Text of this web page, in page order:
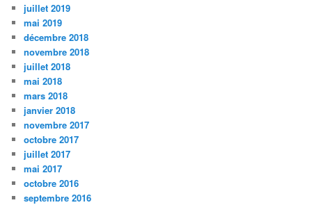
juillet 2019
mai 2019
décembre 2018
novembre 2018
juillet 2018
mai 2018
mars 2018
janvier 2018
novembre 2017
octobre 2017
juillet 2017
mai 2017
octobre 2016
septembre 2016